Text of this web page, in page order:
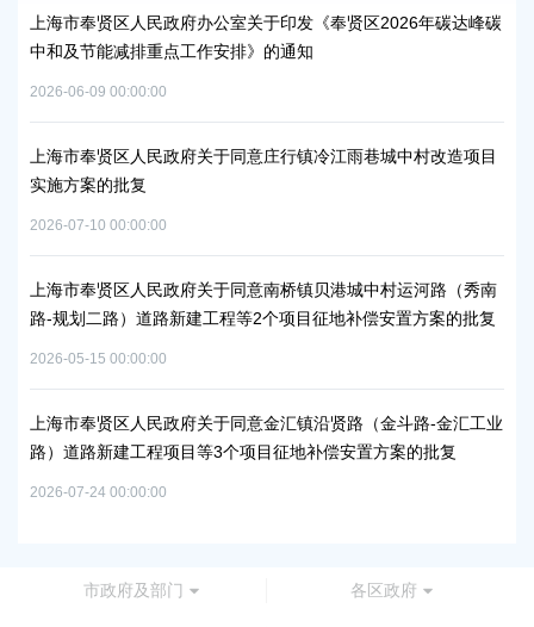
上海市奉贤区人民政府办公室关于印发《奉贤区2026年碳达峰碳
中和及节能减排重点工作安排》的通知
2026-06-09 00:00:00
上海市奉贤区人民政府关于同意庄行镇冷江雨巷城中村改造项目
实施方案的批复
2026-07-10 00:00:00
上海市奉贤区人民政府关于同意南桥镇贝港城中村运河路（秀南
路-规划二路）道路新建工程等2个项目征地补偿安置方案的批复
2026-05-15 00:00:00
上海市奉贤区人民政府关于同意金汇镇沿贤路（金斗路-金汇工业
路）道路新建工程项目等3个项目征地补偿安置方案的批复
2026-07-24 00:00:00
市政府及部门 各区政府